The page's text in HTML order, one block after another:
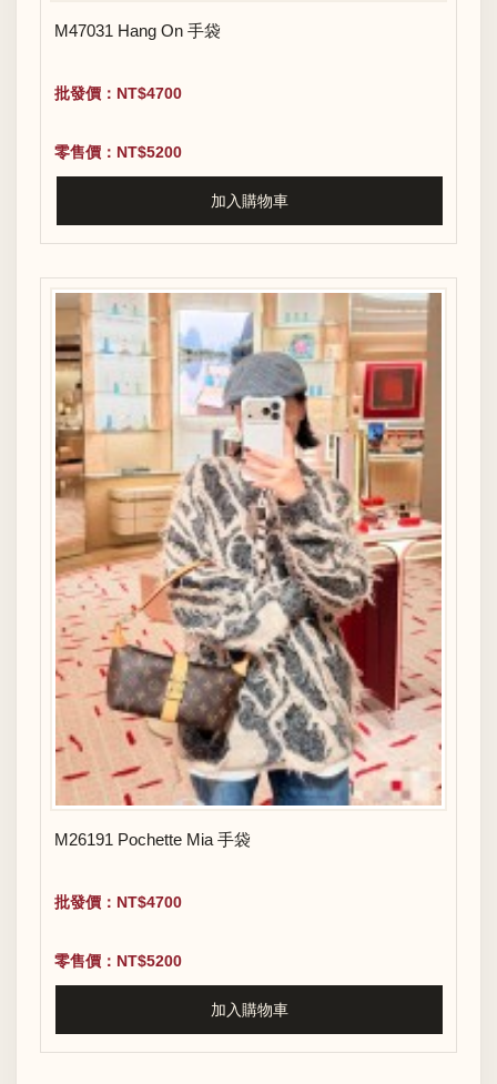
M47031 Hang On 手袋
批發價：NT$4700
零售價：NT$5200
加入購物車
M26191 Pochette Mia 手袋
批發價：NT$4700
零售價：NT$5200
加入購物車